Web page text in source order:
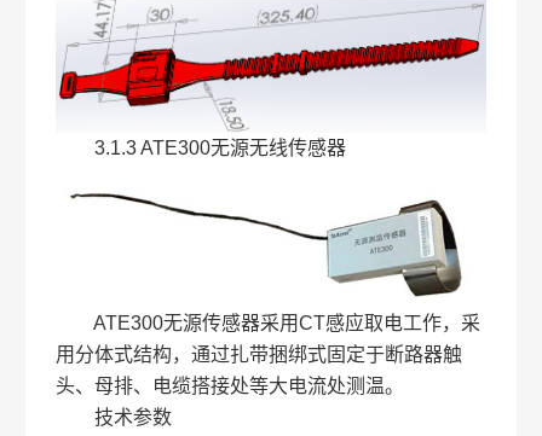
3.1.3 ATE300无源无线传感器
ATE300无源传感器采用CT感应取电工作，采
用分体式结构，通过扎带捆绑式固定于断路器触
头、母排、电缆搭接处等大电流处测温。
技术参数